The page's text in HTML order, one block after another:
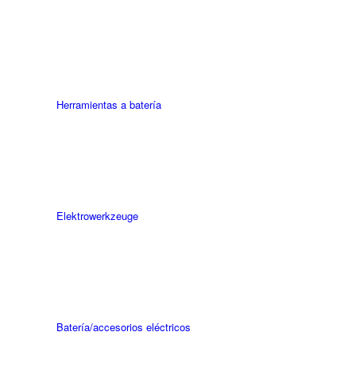
Herramientas a batería
Elektro­werk­zeuge
Batería/accesorios eléctricos